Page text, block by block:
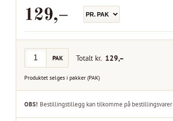
129,–
PAK Totalt kr. 129,–
Produktet selges i pakker (PAK)
OBS! Bestillingstillegg kan tilkomme på bestillingsvarer